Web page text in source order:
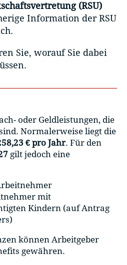
(RSU)
Information der RSU
Sie, worauf Sie dabei
oder Geldleistungen, die
Normalerweise liegt die
€ pro Jahr. Für den
gilt jedoch eine
mit
Kindern (auf Antrag
können Arbeitgeber
gewähren.